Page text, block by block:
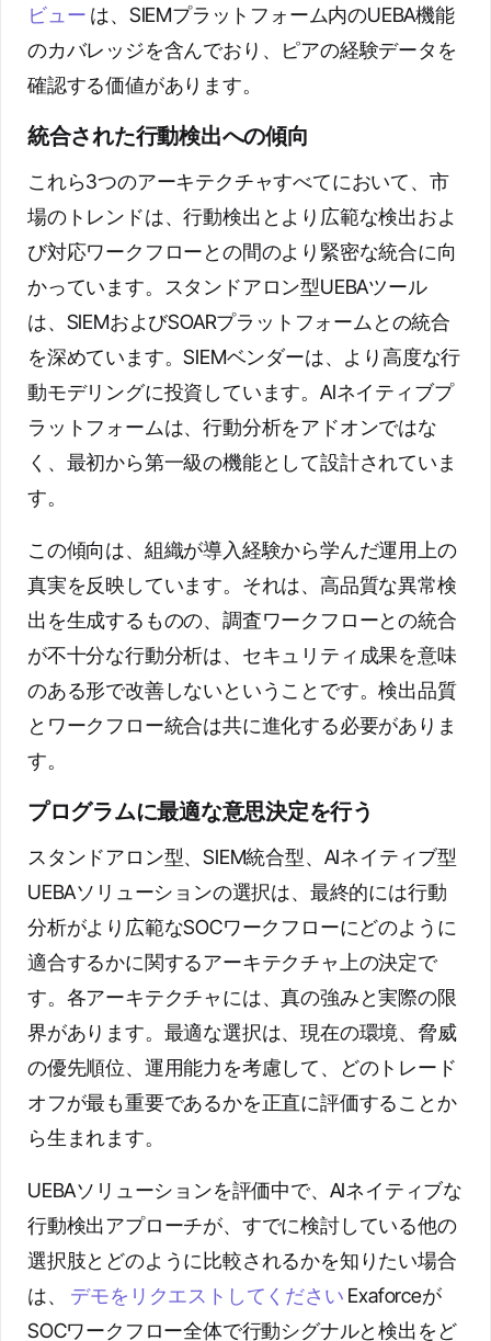
ビュー は、SIEMプラットフォーム内のUEBA機能
のカバレッジを含んでおり、ピアの経験データを
確認する価値があります。
統合された行動検出への傾向
これら3つのアーキテクチャすべてにおいて、市
場のトレンドは、行動検出とより広範な検出およ
び対応ワークフローとの間のより緊密な統合に向
かっています。スタンドアロン型UEBAツール
は、SIEMおよびSOARプラットフォームとの統合
を深めています。SIEMベンダーは、より高度な行
動モデリングに投資しています。AIネイティブプ
ラットフォームは、行動分析をアドオンではな
く、最初から第一級の機能として設計されていま
す。
この傾向は、組織が導入経験から学んだ運用上の
真実を反映しています。それは、高品質な異常検
出を生成するものの、調査ワークフローとの統合
が不十分な行動分析は、セキュリティ成果を意味
のある形で改善しないということです。検出品質
とワークフロー統合は共に進化する必要がありま
す。
プログラムに最適な意思決定を行う
スタンドアロン型、SIEM統合型、AIネイティブ型
UEBAソリューションの選択は、最終的には行動
分析がより広範なSOCワークフローにどのように
適合するかに関するアーキテクチャ上の決定で
す。各アーキテクチャには、真の強みと実際の限
界があります。最適な選択は、現在の環境、脅威
の優先順位、運用能力を考慮して、どのトレード
オフが最も重要であるかを正直に評価することか
ら生まれます。
UEBAソリューションを評価中で、AIネイティブな
行動検出アプローチが、すでに検討している他の
選択肢とどのように比較されるかを知りたい場合
は、
デモをリクエストしてください Exaforceが
SOCワークフロー全体で行動シグナルと検出をど